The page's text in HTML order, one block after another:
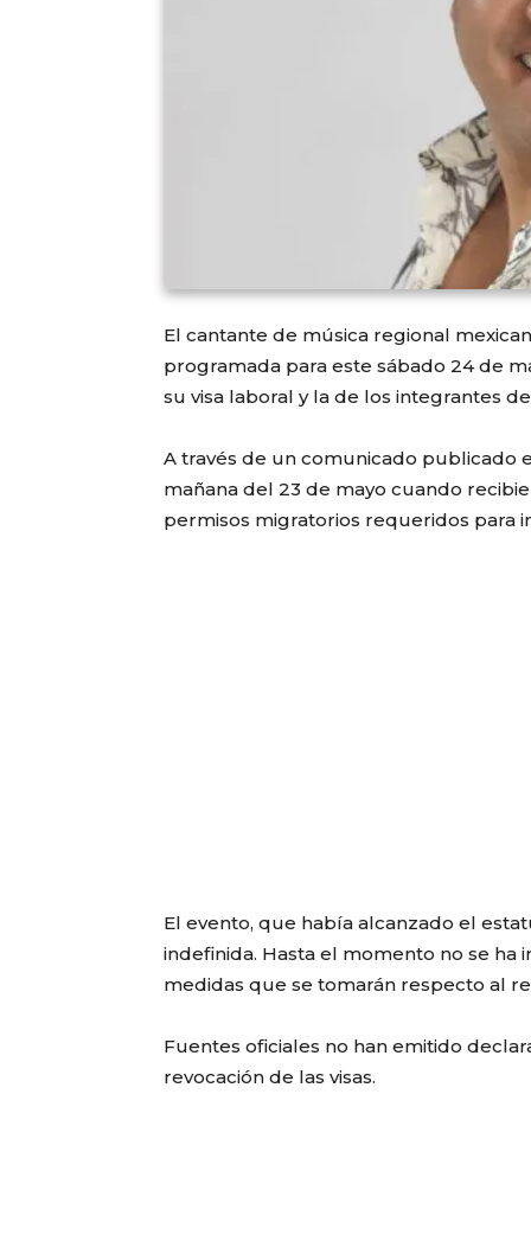
El cantante de música regional
programada para este sábado 24 de
su visa laboral y la de los integrantes
A través de un comunicado publicado
mañana del 23 de mayo cuando
permisos migratorios requeridos para
El evento, que había alcanzado el
indefinida. Hasta el momento no se ha
medidas que se tomarán respecto al
Fuentes oficiales no han emitido
revocación de las visas.